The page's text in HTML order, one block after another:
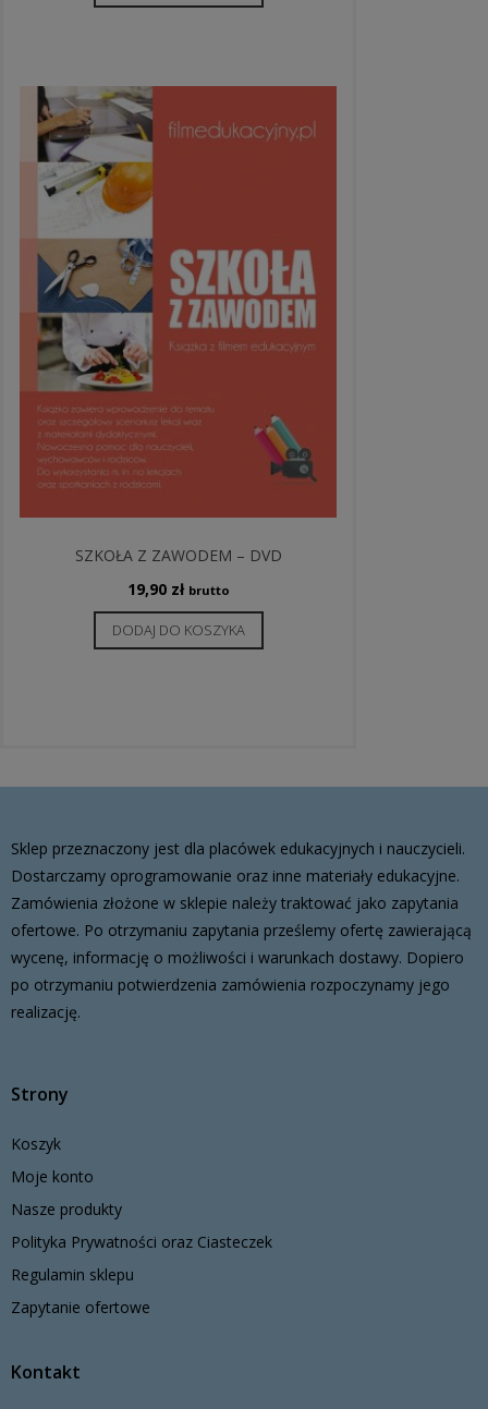
SZKOŁA Z ZAWODEM – DVD
19,90 zł brutto
DODAJ DO KOSZYKA
Sklep przeznaczony jest dla placówek edukacyjnych i nauczycieli.
Dostarczamy oprogramowanie oraz inne materiały edukacyjne.
Zamówienia złożone w sklepie należy traktować jako zapytania
ofertowe. Po otrzymaniu zapytania prześlemy ofertę zawierającą
wycenę, informację o możliwości i warunkach dostawy. Dopiero
po otrzymaniu potwierdzenia zamówienia rozpoczynamy jego
realizację.
Strony
Koszyk
Moje konto
Nasze produkty
Polityka Prywatności oraz Ciasteczek
Regulamin sklepu
Zapytanie ofertowe
Kontakt